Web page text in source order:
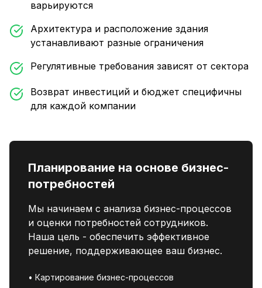
варьируются
Архитектура и расположение здания
устанавливают разные ограничения
Регулятивные требования зависят от сектора
Возврат инвестиций и бюджет специфичны
для каждой компании
Планирование на основе бизнес-
потребностей
Мы начинаем с анализа бизнес-процессов
и оценки потребностей сотрудников.
Наша цель - обеспечить эффективное
решение, поддерживающее ваш бизнес.
• Картирование бизнес-процессов